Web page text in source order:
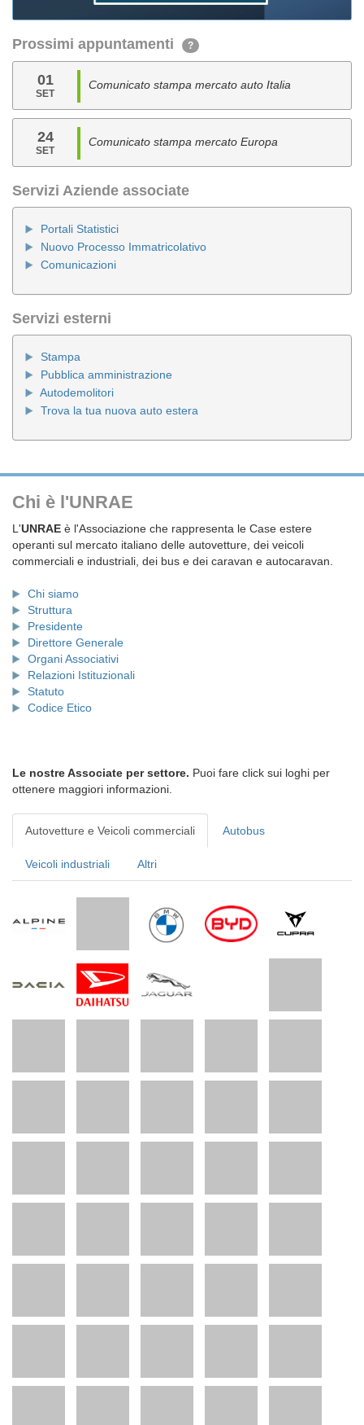
Prossimi appuntamenti ?
01
SET
Comunicato stampa mercato auto Italia
24
SET
Comunicato stampa mercato Europa
Servizi Aziende associate
Portali Statistici
Nuovo Processo Immatricolativo
Comunicazioni
Servizi esterni
Stampa
Pubblica amministrazione
Autodemolitori
Trova la tua nuova auto estera
Chi è l'UNRAE
L'UNRAE è l'Associazione che rappresenta le Case estere
operanti sul mercato italiano delle autovetture, dei veicoli
commerciali e industriali, dei bus e dei caravan e autocaravan.
Chi siamo
Struttura
Presidente
Direttore Generale
Organi Associativi
Relazioni Istituzionali
Statuto
Codice Etico
Le nostre Associate per settore. Puoi fare click sui loghi per
ottenere maggiori informazioni.
Autovetture e Veicoli commerciali Autobus
Veicoli industriali Altri